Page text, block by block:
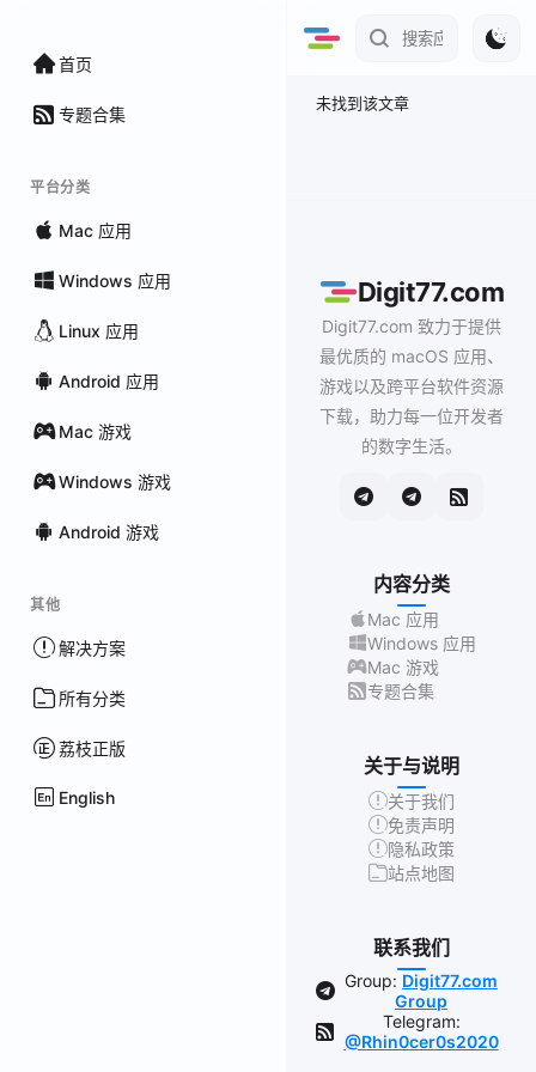
首页
专题合集
平台分类
Mac 应用
Windows 应用
Linux 应用
Android 应用
Mac 游戏
Windows 游戏
Android 游戏
其他
解决方案
所有分类
荔枝正版
English
未找到该文章
Digit77.com
Digit77.com 致力于提供
最优质的 macOS 应用、
游戏以及跨平台软件资源
下载，助力每一位开发者
的数字生活。
内容分类
Mac 应用
Windows 应用
Mac 游戏
专题合集
关于与说明
关于我们
免责声明
隐私政策
站点地图
联系我们
Group: Digit77.com
Group
Telegram:
@Rhin0cer0s2020